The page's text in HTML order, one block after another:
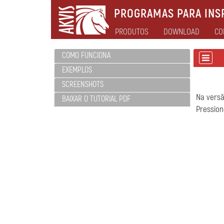
PROGRAMAS PARA
PRODUTOS DOWNLOAD
COMO FUNCIONA
EXEMPLOS
SCREENSHOTS
BAIXAR O TUTORIAL PDF
Na